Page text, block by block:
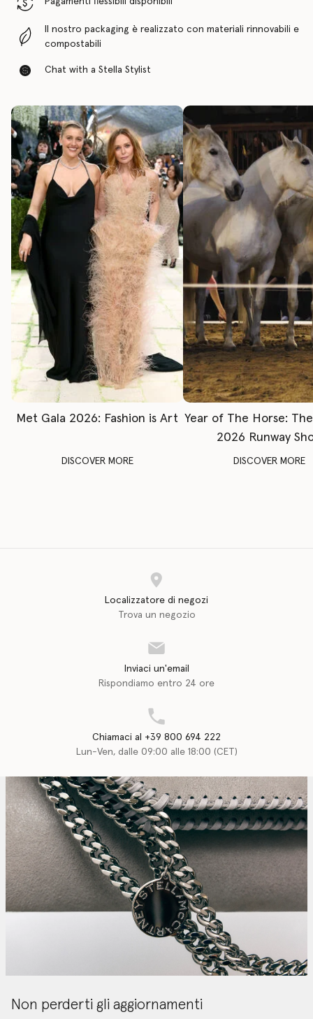
Il nostro packaging è realizzato con materiali rinnovabili e
compostabili
Chat with a Stella Stylist
Met Gala 2026: Fashion is Art
DISCOVER MORE
Year of The Horse:
2026 Runway
DISCOVER MORE
Localizzatore di negozi
Trova un negozio
Inviaci un'email
Rispondiamo entro 24 ore
Chiamaci al +39 800 694 222
Lun-Ven, dalle 09:00 alle 18:00 (CET)
Non perderti gli aggiornamenti